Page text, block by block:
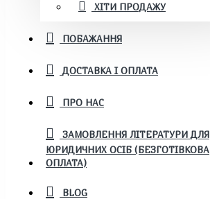
ХІТИ ПРОДАЖУ
ПОБАЖАННЯ
ДОСТАВКА І ОПЛАТА
ПРО НАС
ЗАМОВЛЕННЯ ЛІТЕРАТУРИ ДЛЯ
ЮРИДИЧНИХ ОСІБ (БЕЗГОТІВКОВА
ОПЛАТА)
BLOG